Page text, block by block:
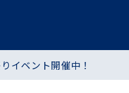
イベント開催中！